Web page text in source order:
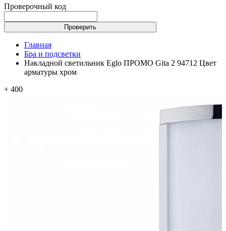
Проверочный код
Проверить
Главная
Бра и подсветки
Накладной светильник Eglo ПРОМО Gita 2 94712 Цвет
арматуры хром
+ 400